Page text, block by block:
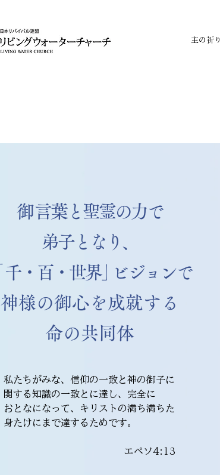
主の祈り
​​御言葉と聖霊の力で
弟子となり、
千・百・世界」 ビジョンで
​神様の御心を成就する
​命の共同体
私たちがみな、信仰の一致と神の御子に
関する知識の一致とに達し、完全に
おとなになって、キリストの満ち満ちた
身たけにまで達するためです。
エペソ4:13